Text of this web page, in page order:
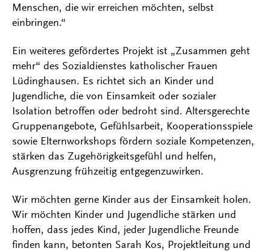
Menschen, die wir erreichen möchten, selbst
einbringen.“
Ein weiteres gefördertes Projekt ist „Zusammen geht
mehr“ des Sozialdienstes katholischer Frauen
Lüdinghausen. Es richtet sich an Kinder und
Jugendliche, die von Einsamkeit oder sozialer
Isolation betroffen oder bedroht sind. Altersgerechte
Gruppenangebote, Gefühlsarbeit, Kooperationsspiele
sowie Elternworkshops fördern soziale Kompetenzen,
stärken das Zugehörigkeitsgefühl und helfen,
Ausgrenzung frühzeitig entgegenzuwirken.
Wir möchten gerne Kinder aus der Einsamkeit holen.
Wir möchten Kinder und Jugendliche stärken und
hoffen, dass jedes Kind, jeder Jugendliche Freunde
finden kann, betonten Sarah Kos, Projektleitung und